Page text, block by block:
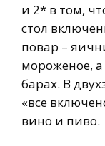
и 2* в том,
стол
повар –
мороженое, а
барах. В
«все
вино и пиво.